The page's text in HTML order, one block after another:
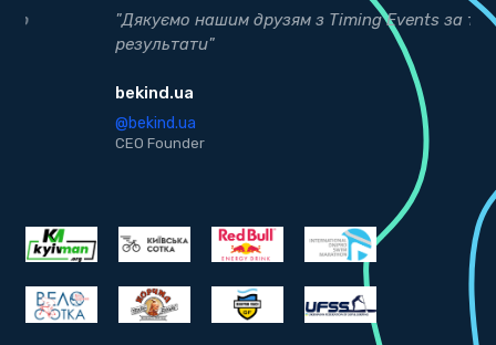
"Дякуємо нашим друзям з Timing Events за точні
результати"